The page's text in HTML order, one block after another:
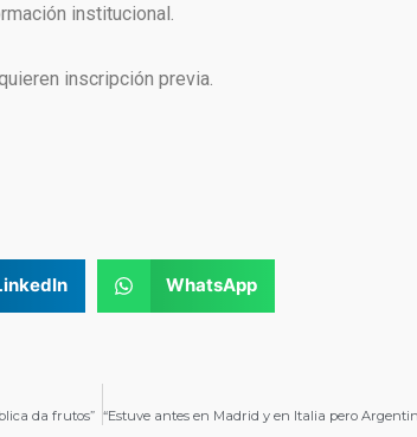
institucional.
inscripción previa.
WhatsApp
da frutos”